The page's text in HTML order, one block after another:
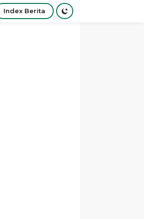
Index Berita